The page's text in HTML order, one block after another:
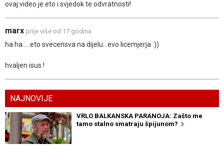
ovaj video je eto i svjedok te odvratnosti!
marx prije više od 17 godina
ha ha.....eto svecensva na dijelu...evo licemjerja :))
hvaljen isus !
NAJNOVIJE
VRLO BALKANSKA PARANOJA: Zašto me
tamo stalno smatraju špijunom?